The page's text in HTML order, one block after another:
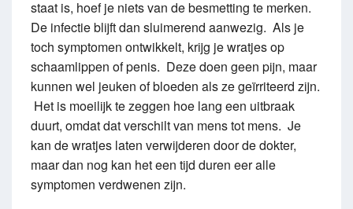
staat is, hoef je niets van de besmetting te merken.
De infectie blijft dan sluimerend aanwezig. Als je
toch symptomen ontwikkelt, krijg je wratjes op
schaamlippen of penis. Deze doen geen pijn, maar
kunnen wel jeuken of bloeden als ze geïrriteerd zijn.
Het is moeilijk te zeggen hoe lang een uitbraak
duurt, omdat dat verschilt van mens tot mens. Je
kan de wratjes laten verwijderen door de dokter,
maar dan nog kan het een tijd duren eer alle
symptomen verdwenen zijn.